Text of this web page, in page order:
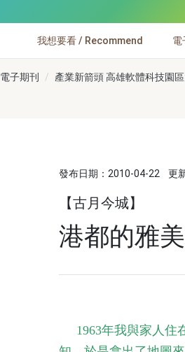
我想要看 / Recommend
電子期刊 產業新箭頭 高雄軟體科技園
發布日期：2010-04-22 更
【古月今城】
港都的雅
1963年我與家人住